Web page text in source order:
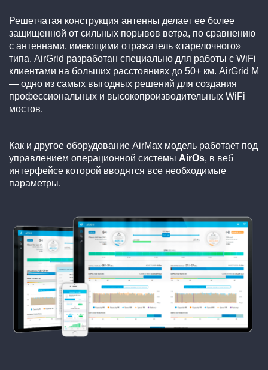
Решетчатая конструкция антенны делает ее более
защищенной от сильных порывов ветра, по сравнению
с антеннами, имеющими отражатель «тарелочного»
типа. AirGrid разработан специально для работы с WiFi
клиентами на больших расстояниях до 50+ км. AirGrid M
— одно из самых выгодных решений для создания
профессиональных и высокопроизводительных WiFi
мостов.
Как и другое оборудование AirMax модель работает под
управлением операционной системы AirOs, в веб
интерфейсе которой вводятся все необходимые
параметры.